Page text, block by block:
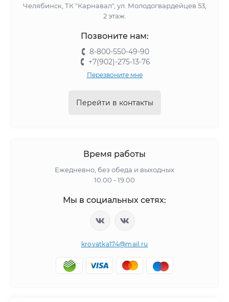
Челябинск, ТК "Карнавал", ул. Молодогвардейцев 53,
2 этаж.
Позвоните нам:
8-800-550-49-90
+7(902)-275-13-76
Перезвоните мне
Перейти в контакты
Время работы
Ежедневно, без обеда и выходных
10.00 - 19.00
Мы в социальных сетях:
krovatka174@mail.ru